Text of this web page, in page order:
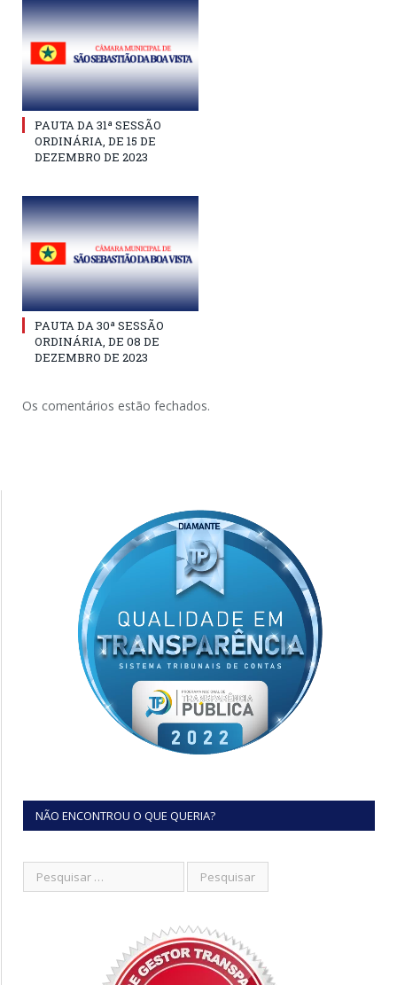
PAUTA DA 31ª SESSÃO
ORDINÁRIA, DE 15 DE
DEZEMBRO DE 2023
PAUTA DA 30ª SESSÃO
ORDINÁRIA, DE 08 DE
DEZEMBRO DE 2023
Os comentários estão fechados.
NÃO ENCONTROU O QUE QUERIA?